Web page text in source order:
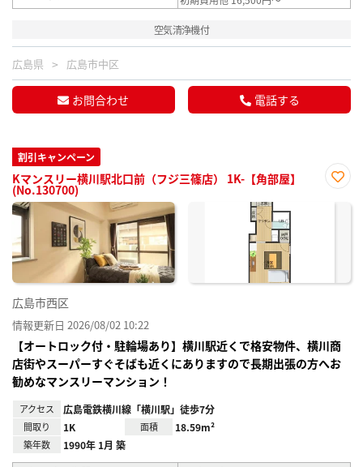
空気清浄機付
広島県 広島市中区
お問合わせ 電話する
割引キャンペーン
Kマンスリー横川駅北口前（フジ三篠店） 1K-【角部屋】
(No.130700)
に入
広島市西区
情報更新日 2026/08/02 10:22
【オートロック付・駐輪場あり】横川駅近くで格安物件、横川商
店街やスーパーすぐそばも近くにありますので長期出張の方へお
勧めなマンスリーマンション！
アクセス 広島電鉄横川線「横川駅」徒歩7分
間取り 1K 面積 18.59m²
築年数 1990年 1月 築